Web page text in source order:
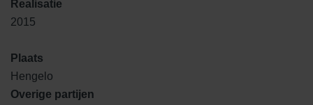
Realisatie
2015
Plaats
Hengelo
Overige partijen